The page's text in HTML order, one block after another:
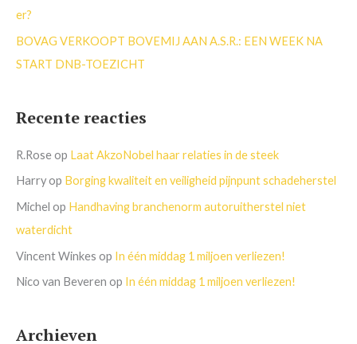
er?
BOVAG VERKOOPT BOVEMIJ AAN A.S.R.: EEN WEEK NA
START DNB-TOEZICHT
Recente reacties
R.Roseop Laat AkzoNobel haar relaties in de steek
Harryop Borging kwaliteit en veiligheid pijnpunt schadeherstel
Michel op Handhaving branchenorm autoruitherstel niet
waterdicht
Vincent Winkes op In één middag 1 miljoen verliezen!
Nico van Beveren op In één middag 1 miljoen verliezen!
Archieven